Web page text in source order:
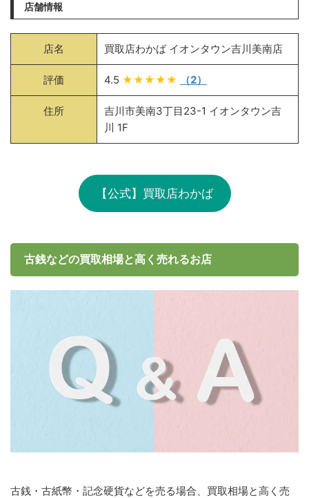
店舗情報
店名 買取店わかば イオンタウン吉川美南店
評価 4.5 ★★★★★ （2）
住所
吉川市美南3丁目23-1 イオンタウン吉
川 1F
【公式】買取店わかば
古銭などの買取相場と高く売れるお店
古銭・古紙幣・記念硬貨などを売る場合、買取相場と高く売